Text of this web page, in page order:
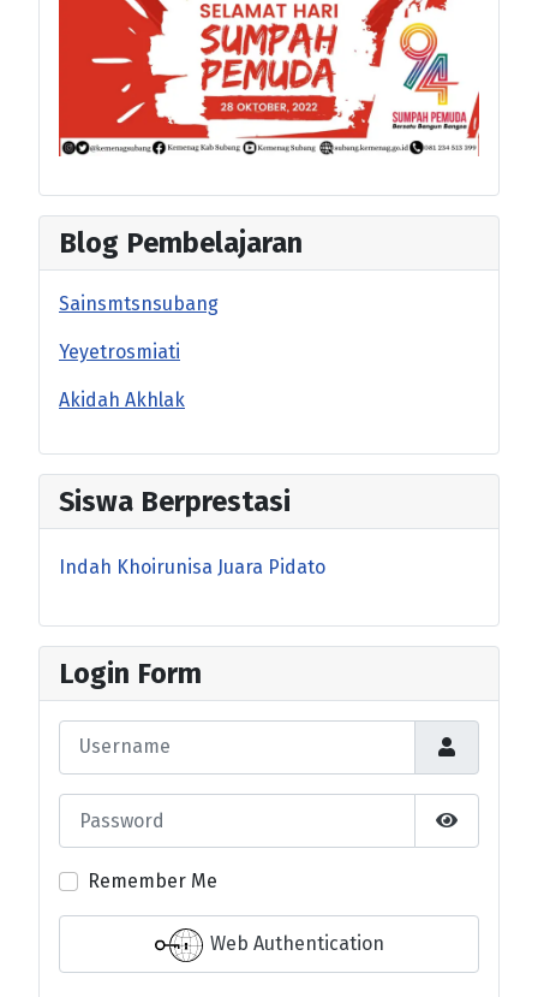
Blog Pembelajaran
Sainsmtsnsubang
Yeyetrosmiati
Akidah Akhlak
Siswa Berprestasi
Indah Khoirunisa Juara Pidato
Login Form
Show
Remember Me
Web Authentication